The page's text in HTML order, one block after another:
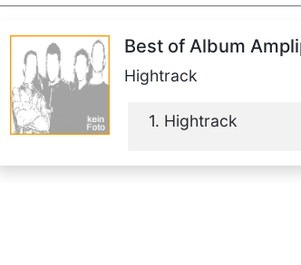
Best of Album
Hightrack
1. Hightrack